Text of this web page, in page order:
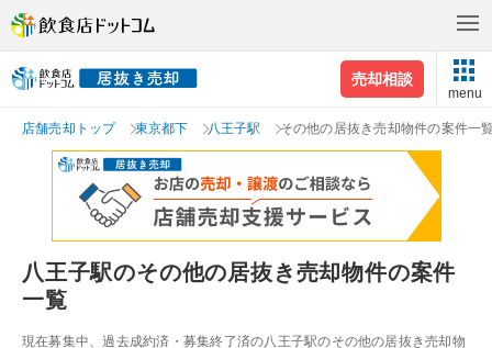
売却相談
menu
店舗売却トップ 東京都下 八王子駅 その他の居抜き売却物件の案件一
八王子駅のその他の居抜き売却物件の案件
一覧
現在募集中、過去成約済・募集終了済の八王子駅のその他の居抜き売却物